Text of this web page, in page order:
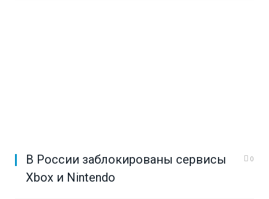
В России заблокированы сервисы
Xbox и Nintendo
0